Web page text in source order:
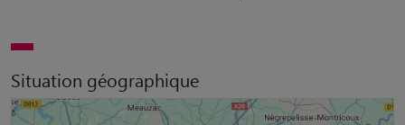
Situation géographique